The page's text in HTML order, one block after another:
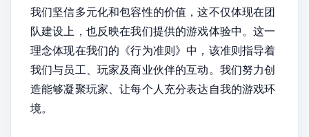
我们坚信多元化和包容性的价值，这不仅体现在团
队建设上，也反映在我们提供的游戏体验中。这一
理念体现在我们的《行为准则》中，该准则指导着
我们与员工、玩家及商业伙伴的互动。我们努力创
造能够凝聚玩家、让每个人充分表达自我的游戏环
境。